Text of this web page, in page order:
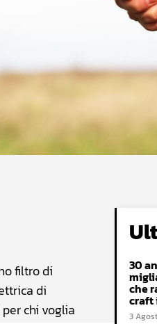
filtro di
di
chi voglia
30
che
craft
3